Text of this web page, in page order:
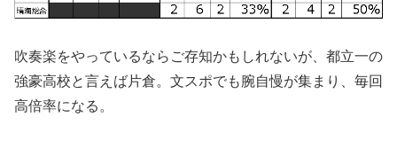
吹奏楽をやっているならご存知かもしれないが、都立一の
強豪高校と言えば片倉。文スポでも腕自慢が集まり、毎回
高倍率になる。